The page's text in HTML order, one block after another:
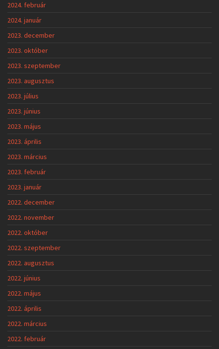
2024. február
2024. január
2023. december
2023. október
2023. szeptember
2023. augusztus
2023. július
2023. június
2023. május
2023. április
2023. március
2023. február
2023. január
2022. december
2022. november
2022. október
2022. szeptember
2022. augusztus
2022. június
2022. május
2022. április
2022. március
2022. február